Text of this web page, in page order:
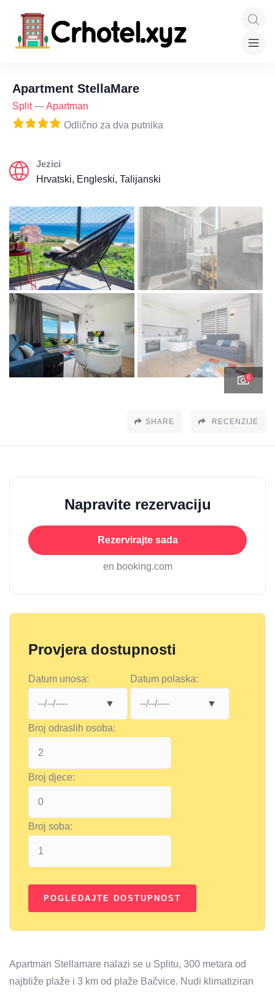
Apartment StellaMare
Split—Apartman
Odlično za dva putnika
Jezici
Hrvatski, Engleski, Talijanski
6
SHARE RECENZIJE
Napravite rezervaciju
Rezervirajte sada
en booking.com
Provjera dostupnosti
Datum unosa: Datum polaska:
Broj odraslih osoba:
Broj djece:
Broj soba:
Apartman Stellamare nalazi se u Splitu, 300 metara od
najbliže plaže i 3 km od plaže Bačvice. Nudi klimatiziran